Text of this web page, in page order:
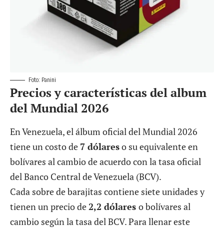
Foto: Panini
Precios y características del album
del Mundial 2026
En Venezuela,el álbum oficial del Mundial 2026
tiene un costo de 7 dólareso su equivalente en
bolívares al cambio de acuerdo con la tasa oficial
del Banco Central de Venezuela (BCV).
Cada sobre de barajitas contiene siete unidades y
tienen un precio de2,2 dólares o bolívares al
cambio según la tasa del BCV. Para llenar este